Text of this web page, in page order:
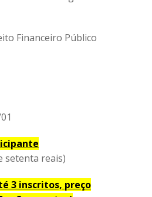
Financeiro Público
setenta reais)
3 inscritos, preço